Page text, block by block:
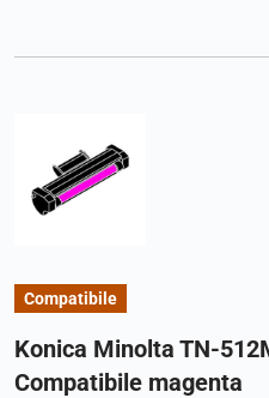
Compatibile
Konica Minolta TN-
Compatibile magenta